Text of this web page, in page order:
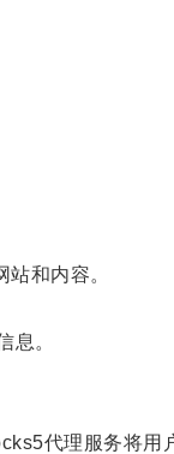
和内容。
息。
代理服务将用